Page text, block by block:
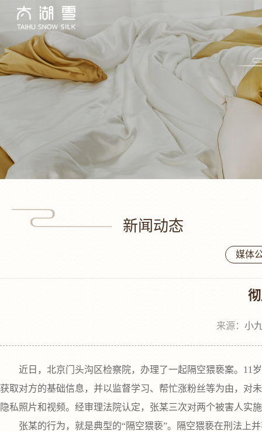
新闻动态
媒体
来源： 小
近日，北京门头沟区检察院，办理了一起隔空猥亵案。11岁
获取对方的基础信息，并以监督学习、帮忙涨粉丝等为由，对
隐私照片和视频。经审理法院认定，张某三次对两个被害人实
张某的行为，就是典型的“隔空猥亵”。隔空猥亵在刑法上并